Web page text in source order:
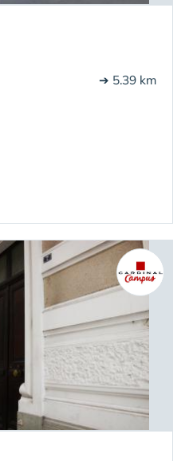
➔ 5.39 km